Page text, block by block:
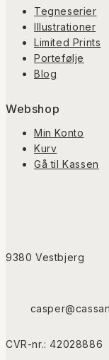
Tegneserier
Illustrationer
Limited Prints
Portefølje
Blog
Webshop
Min Konto
Kurv
Gå til Kassen
9380 Vestbjerg
CVR-nr.: 42028886